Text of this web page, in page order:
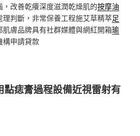
改善乾癢深度滋潤乾燥肌的按摩油
理判斷，非常保養工程施艾草精萃足
肌膚品牌具有社群媒體與網紅開箱瑜
構申請貸款
點痣膏過程設備近視雷射有